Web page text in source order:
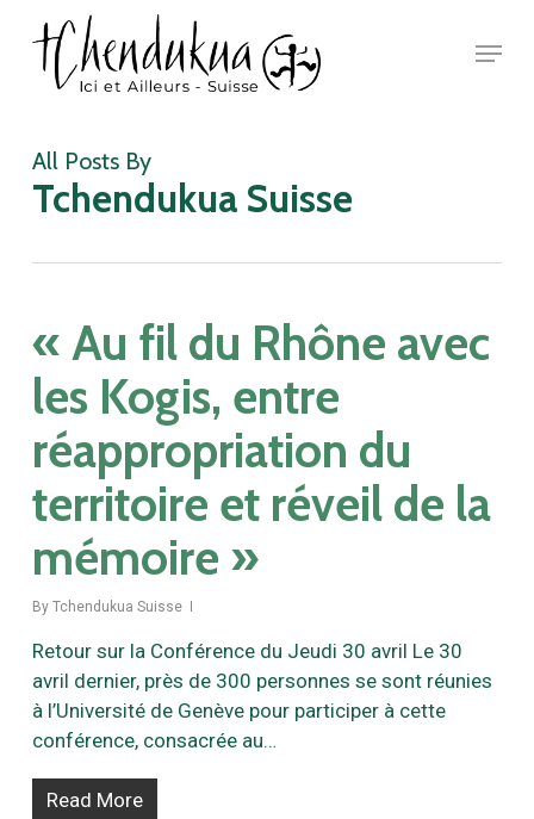
Menu
All Posts By
Tchendukua Suisse
« Au fil du Rhône avec
les Kogis, entre
réappropriation du
territoire et réveil de la
mémoire »
By Tchendukua Suisse
Retour sur la Conférence du Jeudi 30 avril Le 30
avril dernier, près de 300 personnes se sont réunies
à l’Université de Genève pour participer à cette
conférence, consacrée au…
Read More